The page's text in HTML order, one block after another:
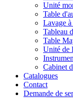
Unité
Table
Lavage
Tableau
Table
Unité de
Cabinet
Catalogues
Contact
Demande de